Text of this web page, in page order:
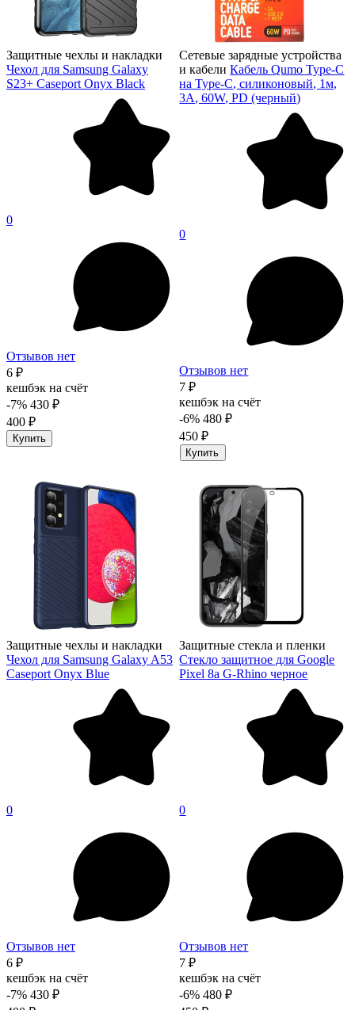
Защитные чехлы и накладки
Чехол для Samsung Galaxy
S23+ Caseport Onyx Black
0
Отзывов нет
6 ₽
кешбэк на счёт
-7% 430 ₽
400 ₽
Купить
Сетевые зарядные устройства
и кабели Кабель Qumo Type-C
на Type-C, силиконовый, 1м,
3A, 60W, PD (черный)
0
Отзывов нет
7 ₽
кешбэк на счёт
-6% 480 ₽
450 ₽
Купить
Защитные чехлы и накладки
Чехол для Samsung Galaxy A53
Caseport Onyx Blue
0
Отзывов нет
6 ₽
кешбэк на счёт
-7% 430 ₽
Защитные стекла и пленки
Стекло защитное для Google
Pixel 8a G-Rhino черное
0
Отзывов нет
7 ₽
кешбэк на счёт
-6% 480 ₽